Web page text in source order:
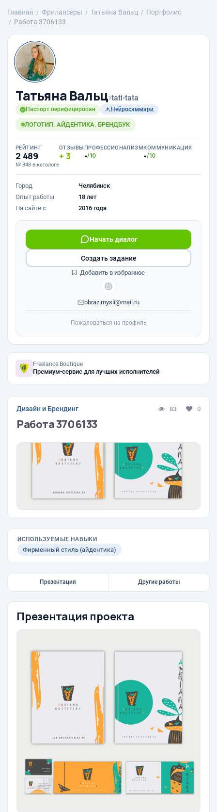
Главная Фрилансеры Татьяна Вальц
Портфолио
Работа 3706133
Татьяна Вальц›tati-tata
Паспорт верифицирован Нейросаммари
ЛОГОТИП. АЙДЕНТИКА. БРЕНДБУК
РЕЙТИНГ
2 489
№ 848 в каталоге
ОТЗЫВЫ
3
ПРОФЕССИОНАЛИЗМ
-/10
КОММУНИКАЦИЯ
-/10
Город
Челябинск
Опыт работы
18 лет
На сайте с
2016 года
Начать диалог
obraz.mysli@mail.ru
Создать задание
Добавить в избранное
Пожаловаться на профиль
Freelance.Boutique
Премиум-сервис для лучших исполнителей
Дизайн и Брендинг 83 0
Работа 3706133
ИСПОЛЬЗУЕМЫЕ НАВЫКИ
Фирменный стиль (айдентика)
Презентация Другие работы
Презентация проекта